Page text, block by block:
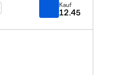
Kauf
12.45